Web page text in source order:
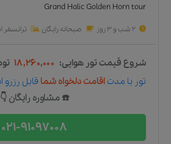
Grand Halic Golden Horn tour
2 شب و 3 روز صبحانه رایگان ترانسفر
شروع قیمت تور هوایی: ۱۸,۲۶۰,۰۰۰
تور با مدت اقامت دلخواه شما قابل
☎️ مشاوره رایگان 👇
021-91097008